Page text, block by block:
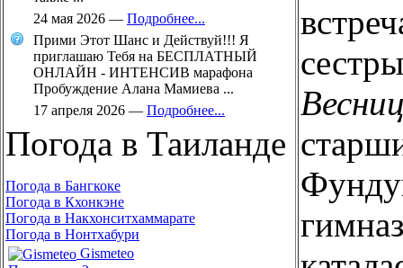
24 мая 2026 — Подробнее...
Прими Этот Шанс и Действуй!!! Я
приглашаю Тебя на БЕСПЛАТНЫЙ
ОНЛАЙН - ИНТЕНСИВ марафона
Пробуждение Алана Мамиева ...
17 апреля 2026 — Подробнее...
Погода в Таиланде
Погода в Бангкоке
Погода в Кхонкэне
Погода в Накхонситхаммарате
Погода в Нонтхабури
Gismeteo